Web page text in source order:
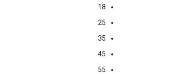
18
25
35
45
55